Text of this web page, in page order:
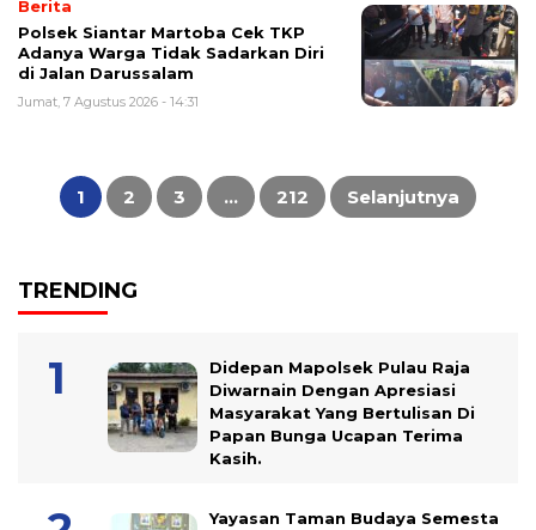
Berita
Polsek Siantar Martoba Cek TKP
Adanya Warga Tidak Sadarkan Diri
di Jalan Darussalam
Jumat, 7 Agustus 2026 - 14:31
Paginasi
pos
1 2 3 … 212 Selanjutnya
TRENDING
Didepan Mapolsek Pulau Raja
Diwarnain Dengan Apresiasi
Masyarakat Yang Bertulisan Di
Papan Bunga Ucapan Terima
Kasih.
Yayasan Taman Budaya Semesta